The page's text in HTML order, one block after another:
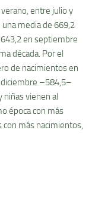
entre julio y
media de 669,2
en septiembre
década. Por el
de nacimientos en
–584,5–
niñas vienen al
época con más
más nacimientos,